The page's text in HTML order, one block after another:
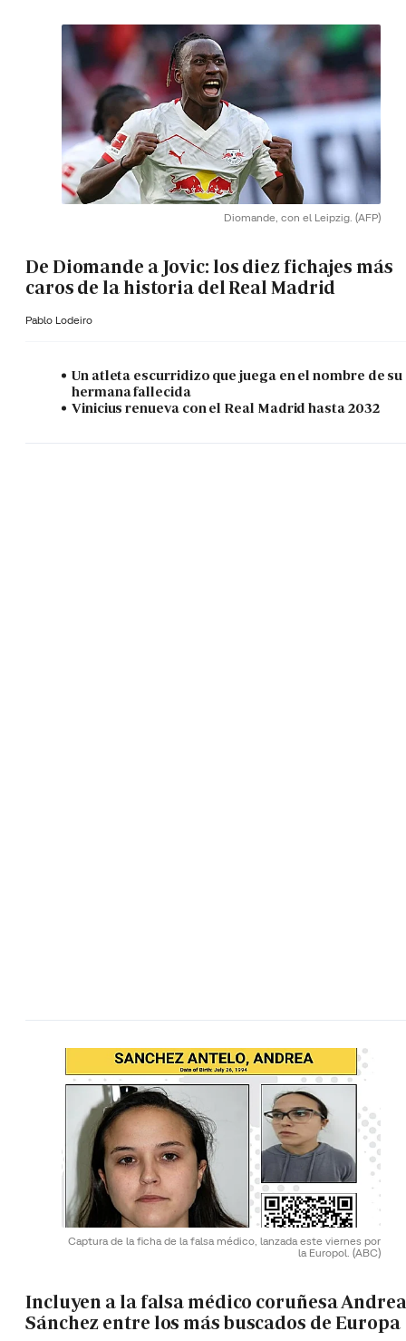
Diomande, con el Leipzig. (AFP)
De Diomande a Jovic: los diez fichajes más
caros de la historia del Real Madrid
Pablo Lodeiro
Un atleta escurridizo que juega en el nombre de su
hermana fallecida
Vinicius renueva con el Real Madrid hasta 2032
Captura de la ficha de la falsa médico, lanzada este viernes por
la Europol. (ABC)
Incluyen a la falsa médico coruñesa Andrea
Sánchez entre los más buscados de Europa